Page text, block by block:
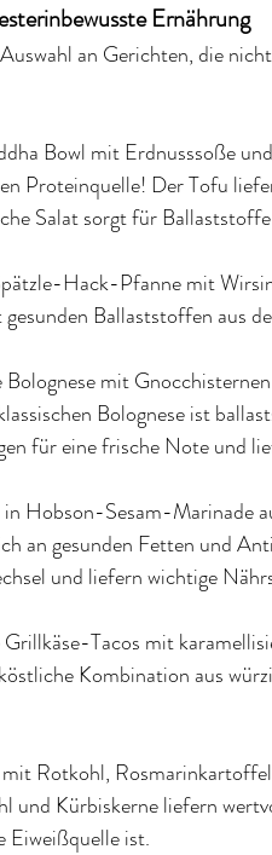
Ernährung
an Gerichten, die
Bowl mit Erdnusssoße
Proteinquelle! Der Tofu
Salat sorgt für
Hack-Pfanne mit
Ballaststoffen aus
Bolognese mit
Bolognese ist
für eine frische Note und
in Hobson-Sesam-Marinade
an gesunden Fetten und
und liefern wichtige
Tacos mit
Kombination aus
Rotkohl,
und Kürbiskerne liefern
Eiweißquelle ist.